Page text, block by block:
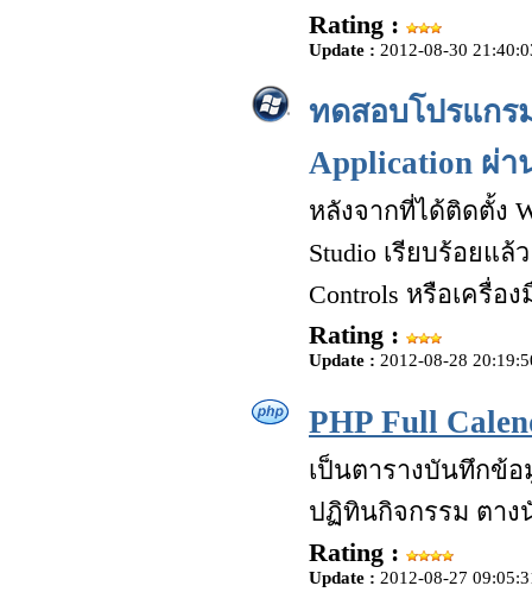
Rating :
Update : 2012-08-30
ทดสอบโปรแกร
Application ผ่า
หลังจากที่ได้ติดตั้ง
Studio เรียบร้อยแล้
Controls หรือเครื่อ
Rating :
Update : 2012-08-28
PHP Full
เป็นตารางบันทึกข้
ปฏิทินกิจกรรม ตาง
Rating :
Update : 2012-08-27